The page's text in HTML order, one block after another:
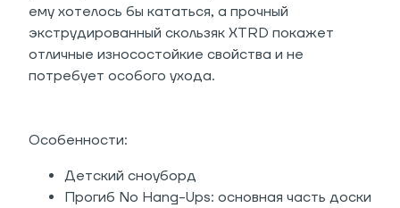
ему хотелось бы кататься, а прочный
экструдированный скользяк XTRD покажет
отличные износостойкие свойства и не
потребует особого ухода.
Особенности:
Детский сноуборд
Прогиб No Hang-Ups: основная часть доски